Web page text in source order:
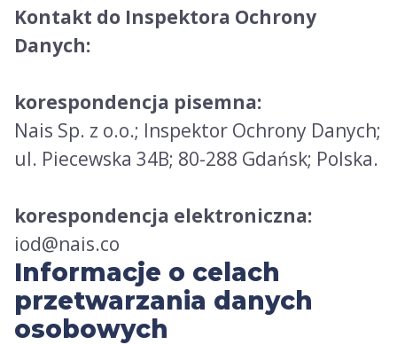
Kontakt do Inspektora Ochrony
Danych:
korespondencja pisemna:
Nais Sp. z o.o.; Inspektor Ochrony Danych;
ul. Piecewska 34B; 80-288 Gdańsk; Polska.
korespondencja elektroniczna:
iod@nais.co
Informacje o celach
przetwarzania danych
osobowych